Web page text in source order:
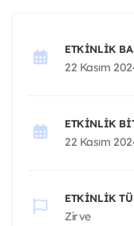
ETKINLIK
22 Kasım
ETKINLIK
22 Kasım
ETKINLIK
Zirve